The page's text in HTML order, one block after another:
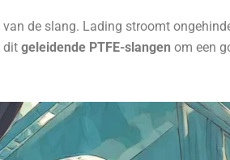
de slang. Lading stroomt
dit geleidende PTFE-slangen om een